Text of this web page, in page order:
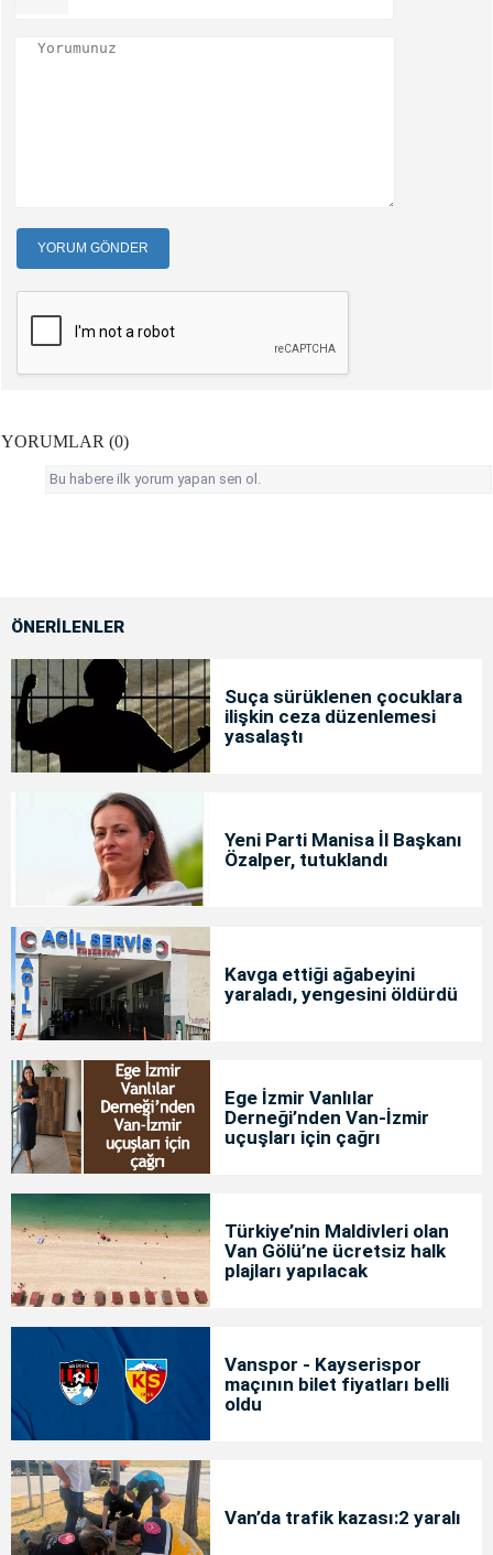
YORUM GÖNDER
YORUMLAR (0)
Bu habere ilk yorum yapan sen ol.
ÖNERİLENLER
Suça sürüklenen çocuklara
ilişkin ceza düzenlemesi
yasalaştı
Yeni Parti Manisa İl Başkanı
Özalper, tutuklandı
Kavga ettiği ağabeyini
yaraladı, yengesini öldürdü
Ege İzmir Vanlılar
Derneği’nden Van-İzmir
uçuşları için çağrı
Türkiye’nin Maldivleri olan
Van Gölü’ne ücretsiz halk
plajları yapılacak
Vanspor - Kayserispor
maçının bilet fiyatları belli
oldu
Van’da trafik kazası:2 yaralı